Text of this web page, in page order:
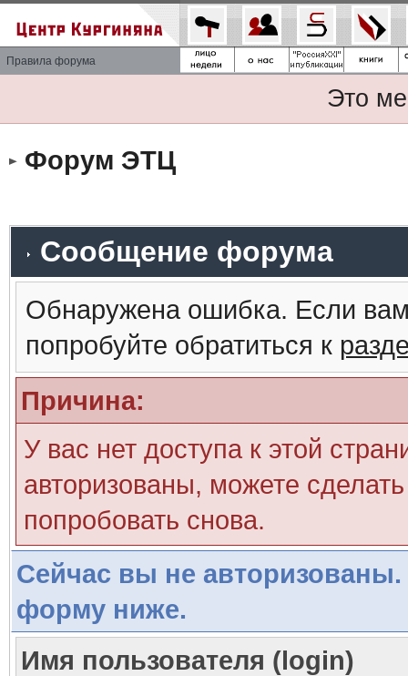
Правила форума
Это
Форум ЭТЦ
Сообщение форума
Обнаружена ошибка. Если
попробуйте обратиться к
Причина:
У вас нет доступа к этой
авторизованы, можете
попробовать снова.
Сейчас вы не авторизованы.
форму ниже.
Имя пользователя (login)